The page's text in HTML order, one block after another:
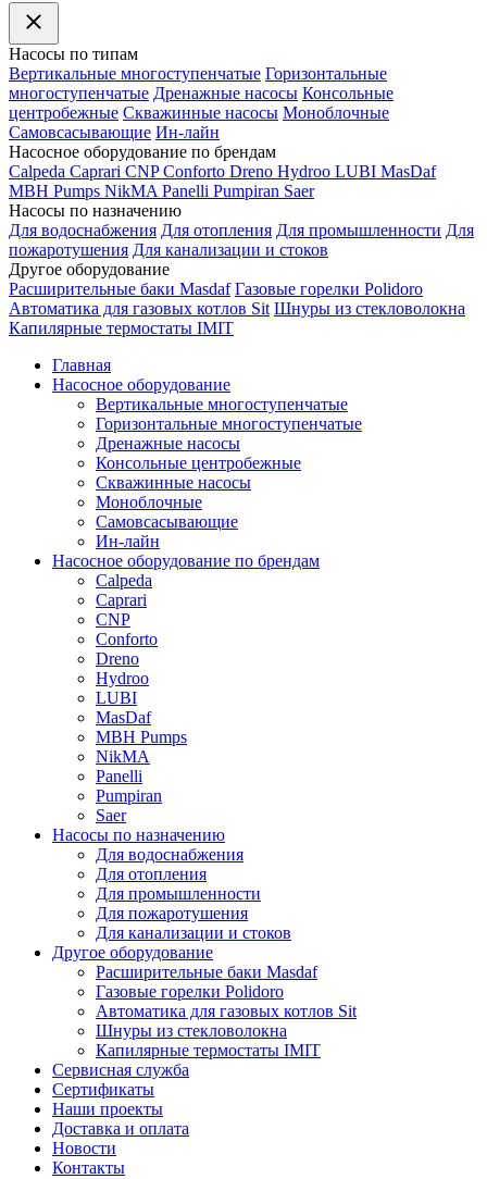
Насосы по типам
Вертикальные многоступенчатые Горизонтальные
многоступенчатые Дренажные насосы Консольные
центробежные Скважинные насосы Моноблочные
Самовсасывающие Ин-лайн
Насосное оборудование по брендам
Calpeda Caprari CNP Conforto Dreno Hydroo LUBI MasDaf
MBH Pumps NikMA Panelli Pumpiran Saer
Насосы по назначению
Для водоснабжения Для отопления Для промышленности Для
пожаротушения Для канализации и стоков
Другое оборудование
Расширительные баки Masdaf Газовые горелки Polidoro
Автоматика для газовых котлов Sit Шнуры из стекловолокна
Капилярные термостаты IMIT
Главная
Насосное оборудование
Вертикальные многоступенчатые
Горизонтальные многоступенчатые
Дренажные насосы
Консольные центробежные
Скважинные насосы
Моноблочные
Самовсасывающие
Ин-лайн
Насосное оборудование по брендам
Calpeda
Caprari
CNP
Conforto
Dreno
Hydroo
LUBI
MasDaf
MBH Pumps
NikMA
Panelli
Pumpiran
Saer
Насосы по назначению
Для водоснабжения
Для отопления
Для промышленности
Для пожаротушения
Для канализации и стоков
Другое оборудование
Расширительные баки Masdaf
Газовые горелки Polidoro
Автоматика для газовых котлов Sit
Шнуры из стекловолокна
Капилярные термостаты IMIT
Сервисная служба
Сертификаты
Наши проекты
Доставка и оплата
Новости
Контакты